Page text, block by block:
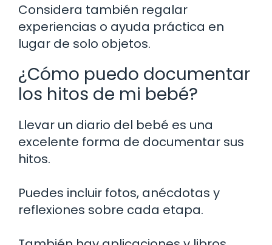
Considera también regalar
experiencias o ayuda práctica en
lugar de solo objetos.
¿Cómo puedo documentar
los hitos de mi bebé?
Llevar un diario del bebé es una
excelente forma de documentar sus
hitos.
Puedes incluir fotos, anécdotas y
reflexiones sobre cada etapa.